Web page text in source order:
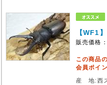
【WF1
販売価格
この商品
会員ポイ
産 地:西